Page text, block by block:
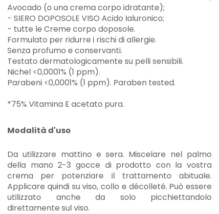
Avocado (o una crema corpo idratante);
- SIERO DOPOSOLE VISO Acido Ialuronico;
- tutte le Creme corpo doposole.
Formulato per ridurre i rischi di allergie.
Senza profumo e conservanti.
Testato dermatologicamente su pelli sensibili.
Nichel <0,0001% (1 ppm).
Parabeni <0,0001% (1 ppm). Paraben tested.
*75% Vitamina E acetato pura.
Modalità d'uso
Da utilizzare mattino e sera. Miscelare nel palmo
della mano 2-3 gocce di prodotto con la vostra
crema per potenziare il trattamento abituale.
Applicare quindi su viso, collo e décolleté. Può essere
utilizzato anche da solo picchiettandolo
direttamente sul viso.